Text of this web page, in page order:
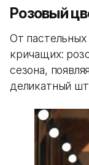
Розовый
От
кричащих:
сезона,
деликатный